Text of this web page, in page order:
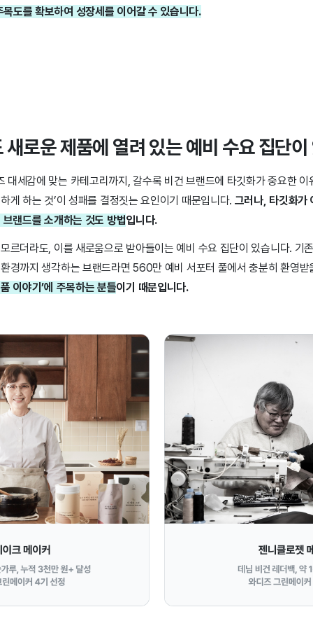
도를 확보하여 성장세를 이어갈 수 있습니다.
로운 제품에 열려 있는 예비 수요 집단
대세감에 맞는 카테고리까지, 갈수록 비건 브랜드에 타깃화가 중요한 이
게 하는 것’이 성패를 결정짓는 요인이기 때문입니다. 그러나, 타깃화가
랜드를 소개하는 것도 방법입니다.
르더라도, 이를 새로움으로 받아들이는 예비 수요 집단이 있습니다. 기
경까지 생각하는 브랜드라면 560만 예비 서포터 풀에서 충분히 환영
품 이야기’에 주목하는 분들이기 때문입니다.